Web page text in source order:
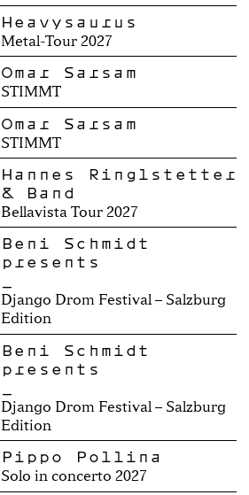
Heavysaurus
Metal-Tour 2027
Omar Sarsam
STIMMT
Omar Sarsam
STIMMT
Hannes Ringlstetter
& Band
Bellavista Tour 2027
Beni Schmidt
presents
Django Drom Festival – Salzburg
Edition
Beni Schmidt
presents
Django Drom Festival – Salzburg
Edition
Pippo Pollina
Solo in concerto 2027